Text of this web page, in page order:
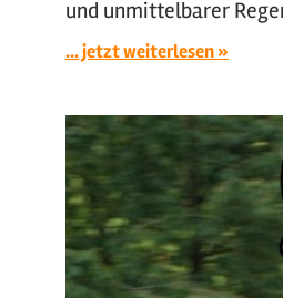
und unmittelbarer
... jetzt weiterlesen